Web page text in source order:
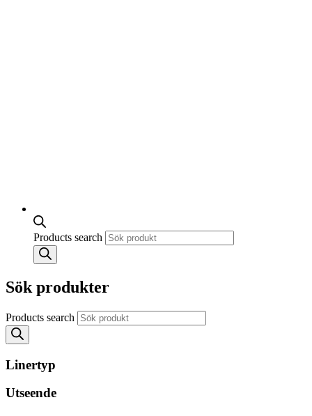
Products search
Sök produkter
Products search
Linertyp
Utseende